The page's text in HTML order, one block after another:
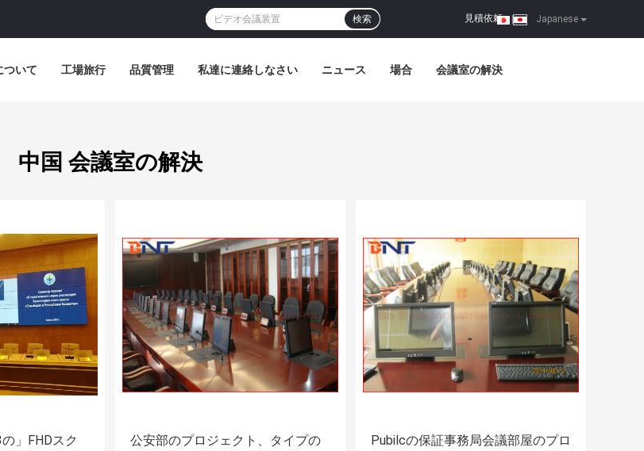
Japanese
見積依頼 |
検索
ついて 工場旅行 品質管理 私達に連絡しなさい ニュース 場合 会議室の解決
中国 会議室の解決
」FHDスク
公安部のプロジェクト、タイプの
Pubilcの保証事務局会議部屋のプロ